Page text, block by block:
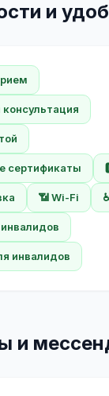
и
консультация
сертификаты
📶 Wi-Fi
инвалидов
и